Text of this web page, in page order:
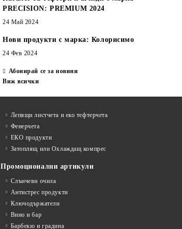
PRECISION: PREMIUM 2024
24 Май 2024
Нови продукти с марка: Колорисимо
24 Фев 2024
Абонирай се за новини
Виж всички
Лепящи листчета и еко тефтeрчета
Фенерчета
ЕКО продукти
Затоплящ или Охлаждащ компрес
Промоционални артикули
Слънчеви очила
Антистрес продукти
Ключодържатели
Вино и бар
Барбекю и градина